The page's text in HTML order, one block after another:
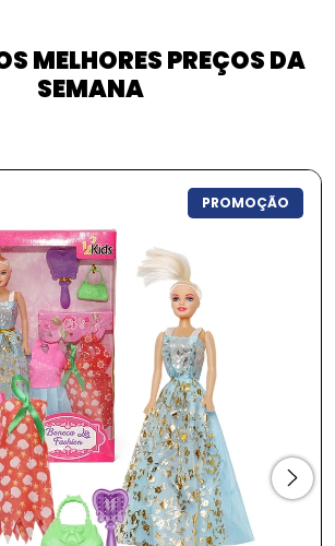
MELHORES PREÇOS DA
SEMANA